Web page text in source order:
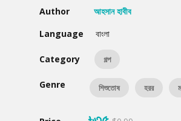
Humayun Ahmed
Mouri Morium
Hot & New
Author
আহসান হাবীব
Language
বাংলা
Category গল্প
Genre শিশুতোষ হরর